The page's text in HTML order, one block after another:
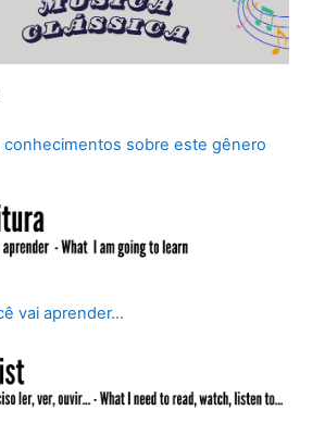
conhecimentos sobre este gênero
vai aprender...
Página